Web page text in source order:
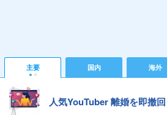
主要 国内 海外
人気YouTuber 離婚を即撤回